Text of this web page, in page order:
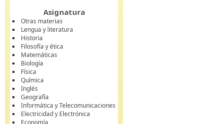
Asignatura
Otras materias
Lengua y literatura
Historia
Filosofía y ética
Matemáticas
Biología
Física
Química
Inglés
Geografía
Informática y Telecomunicaciones
Electricidad y Electrónica
Economía